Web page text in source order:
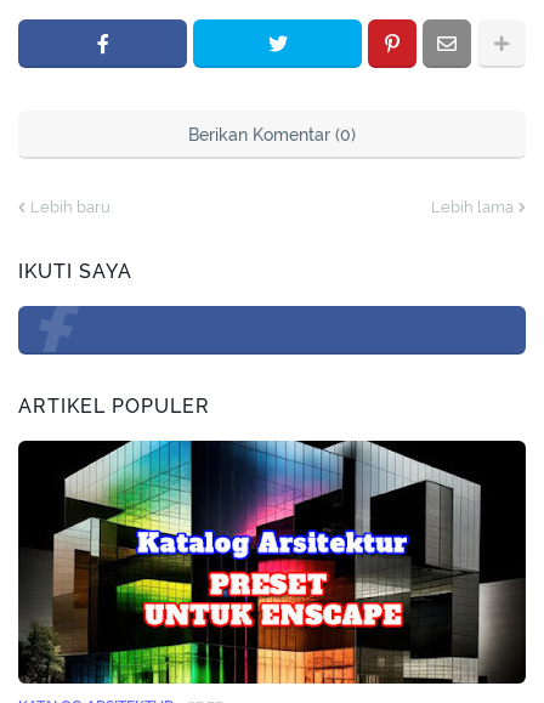
Berikan Komentar (0)
Lebih baru Lebih lama
IKUTI SAYA
ARTIKEL POPULER